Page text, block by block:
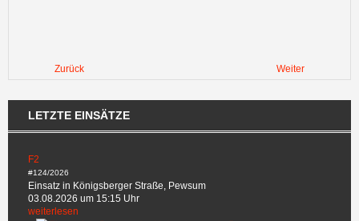
Zurück Weiter
LETZTE EINSÄTZE
F2
#124/2026
Einsatz in Königsberger Straße, Pewsum
03.08.2026 um 15:15 Uhr
weiterlesen